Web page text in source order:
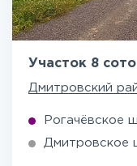
Участок 8
Дмитровский
Рогачёвское
Дмитровское